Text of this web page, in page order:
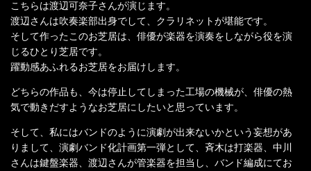
こちらは渡辺可奈子さんが演じます。
渡辺さんは吹奏楽部出身でして、クラリネットが堪能です。
そして作ったこのお芝居は、俳優が楽器を演奏をしながら役を演
じるひとり芝居です。
躍動感あふれるお芝居をお届けします。
どちらの作品も、今は停止してしまった工場の機械が、俳優の熱
気で動きだすようなお芝居にしたいと思っています。
そして、私にはバンドのように演劇が出来ないかという妄想があ
りまして、演劇バンド化計画第一弾として、斉木は打楽器、中川
さんは鍵盤楽器、渡辺さんが管楽器を担当し、バンド編成にてお